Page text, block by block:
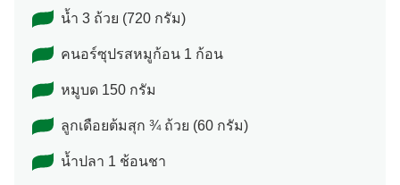
น้ำ 3 ถ้วย (720 กรัม)
คนอร์ซุปรสหมูก้อน 1 ก้อน
หมูบด 150 กรัม
ลูกเดือยต้มสุก ¾ ถ้วย (60 กรัม)
น้ำปลา 1 ช้อนชา